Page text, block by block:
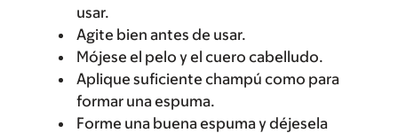
usar.
Agite bien antes de usar.
Mójese el pelo y el cuero cabelludo.
Aplique suficiente champú como para
formar una espuma.
Forme una buena espuma y déjesela